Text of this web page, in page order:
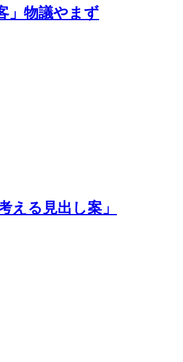
」物議やまず
える見出し案」